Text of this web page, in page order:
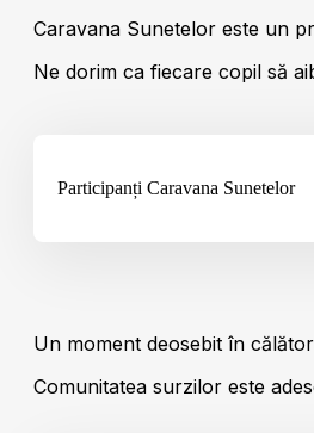
Caravana Sunetelor este un
Ne dorim ca fiecare copil să
Participanți Caravana Sunetelor
Un moment deosebit în
Comunitatea surzilor este